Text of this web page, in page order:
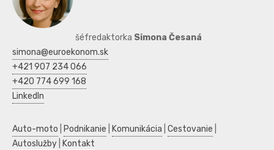
šéfredaktorka Simona Česaná
simona@euroekonom.sk
+421 907 234 066
+420 774 699 168
LinkedIn
Auto-moto Podnikanie Komunikácia Cestovanie
Autoslužby
Kontakt